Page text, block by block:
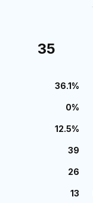
35
36.1%
0%
12.5%
39
26
13